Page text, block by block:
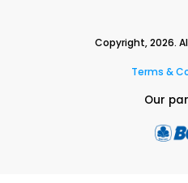
Copyright,2026.
Terms &
Our